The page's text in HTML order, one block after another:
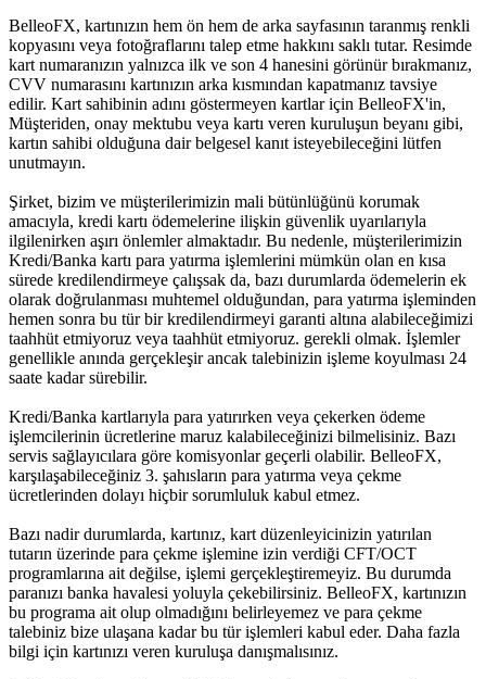
BelleoFX, kartınızın hem ön hem de arka sayfasının taranmış renkli
kopyasını veya fotoğraflarını talep etme hakkını saklı tutar. Resimde
kart numaranızın yalnızca ilk ve son 4 hanesini görünür bırakmanız,
CVV numarasını kartınızın arka kısmından kapatmanız tavsiye
edilir. Kart sahibinin adını göstermeyen kartlar için BelleoFX'in,
Müşteriden, onay mektubu veya kartı veren kuruluşun beyanı gibi,
kartın sahibi olduğuna dair belgesel kanıt isteyebileceğini lütfen
unutmayın.
Şirket, bizim ve müşterilerimizin mali bütünlüğünü korumak
amacıyla, kredi kartı ödemelerine ilişkin güvenlik uyarılarıyla
ilgilenirken aşırı önlemler almaktadır. Bu nedenle, müşterilerimizin
Kredi/Banka kartı para yatırma işlemlerini mümkün olan en kısa
sürede kredilendirmeye çalışsak da, bazı durumlarda ödemelerin ek
olarak doğrulanması muhtemel olduğundan, para yatırma işleminden
hemen sonra bu tür bir kredilendirmeyi garanti altına alabileceğimizi
taahhüt etmiyoruz veya taahhüt etmiyoruz. gerekli olmak. İşlemler
genellikle anında gerçekleşir ancak talebinizin işleme koyulması 24
saate kadar sürebilir.
Kredi/Banka kartlarıyla para yatırırken veya çekerken ödeme
işlemcilerinin ücretlerine maruz kalabileceğinizi bilmelisiniz. Bazı
servis sağlayıcılara göre komisyonlar geçerli olabilir. BelleoFX,
karşılaşabileceğiniz 3. şahısların para yatırma veya çekme
ücretlerinden dolayı hiçbir sorumluluk kabul etmez.
Bazı nadir durumlarda, kartınız, kart düzenleyicinizin yatırılan
tutarın üzerinde para çekme işlemine izin verdiği CFT/OCT
programlarına ait değilse, işlemi gerçekleştiremeyiz. Bu durumda
paranızı banka havalesi yoluyla çekebilirsiniz. BelleoFX, kartınızın
bu programa ait olup olmadığını belirleyemez ve para çekme
talebiniz bize ulaşana kadar bu tür işlemleri kabul eder. Daha fazla
bilgi için kartınızı veren kuruluşa danışmalısınız.